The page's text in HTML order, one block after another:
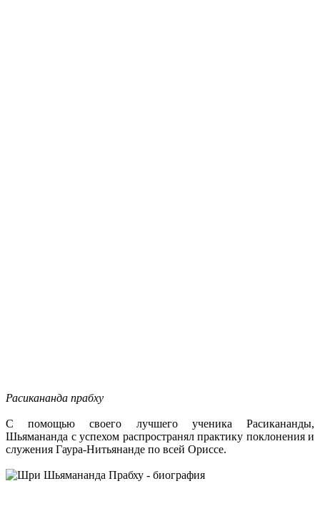
Расикананда прабху
С помощью своего лучшего ученика Расикананды,
Шьямананда с успехом распространял практику поклонения и
служения Гаура-Нитьянанде по всей Ориссе.